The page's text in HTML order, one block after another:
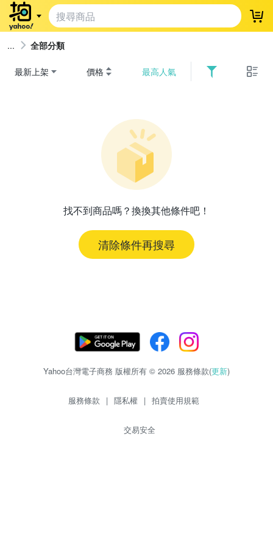
登
全部分類
最新上架 價格 最高人氣
找不到商品嗎？換換其他條件吧！
清除條件再搜尋
Yahoo台灣電子商務 版權所有 © 2026 服務條款(更新)
服務條款 | 隱私權 | 拍賣使用規範
交易安全